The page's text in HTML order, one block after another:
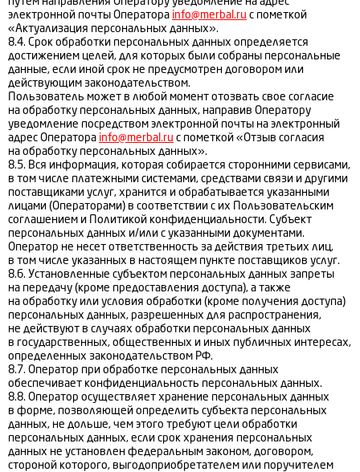
электронной почты Оператора info@merbal.ru с пометкой
«Актуализация персональных данных».
8.4. Срок обработки персональных данных определяется
достижением целей, для которых были собраны персональные
данные, если иной срок не предусмотрен договором или
действующим законодательством.
Пользователь может в любой момент отозвать свое согласие
на обработку персональных данных, направив Оператору
уведомление посредством электронной почты на электронный
адрес Оператора info@merbal.ru с пометкой «Отзыв согласия
на обработку персональных данных».
8.5. Вся информация, которая собирается сторонними сервисами,
в том числе платежными системами, средствами связи и другими
поставщиками услуг, хранится и обрабатывается указанными
лицами (Операторами) в соответствии с их Пользовательским
соглашением и Политикой конфиденциальности. Субъект
персональных данных и/или с указанными документами.
Оператор не несет ответственность за действия третьих лиц,
в том числе указанных в настоящем пункте поставщиков услуг.
8.6. Установленные субъектом персональных данных запреты
на передачу (кроме предоставления доступа), а также
на обработку или условия обработки (кроме получения доступа)
персональных данных, разрешенных для распространения,
не действуют в случаях обработки персональных данных
в государственных, общественных и иных публичных интересах,
определенных законодательством РФ.
8.7. Оператор при обработке персональных данных
обеспечивает конфиденциальность персональных данных.
8.8. Оператор осуществляет хранение персональных данных
в форме, позволяющей определить субъекта персональных
данных, не дольше, чем этого требуют цели обработки
персональных данных, если срок хранения персональных
данных не установлен федеральным законом, договором,
стороной которого, выгодоприобретателем или поручителем